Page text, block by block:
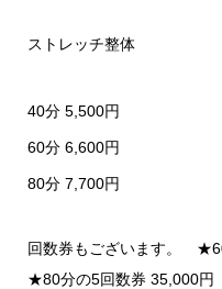
ストレッチ整体
40分 5,500円
60分 6,600円
80分 7,700円
回数券もございます。
★80分の5回数券 35,000円